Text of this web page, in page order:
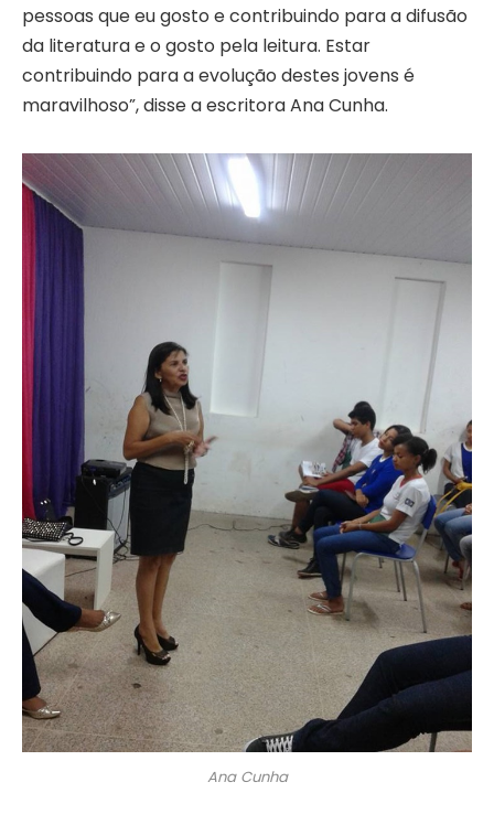
pessoas que eu gosto e contribuindo para a difusão
da literatura e o gosto pela leitura. Estar
contribuindo para a evolução destes jovens é
maravilhoso”, disse a escritora Ana Cunha.
Ana Cunha